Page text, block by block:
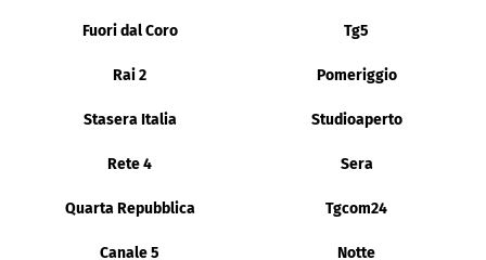
Fuori dal Coro Tg5
Rai 2 Pomeriggio
Stasera Italia Studioaperto
Rete 4 Sera
Quarta Repubblica Tgcom24
Canale 5 Notte